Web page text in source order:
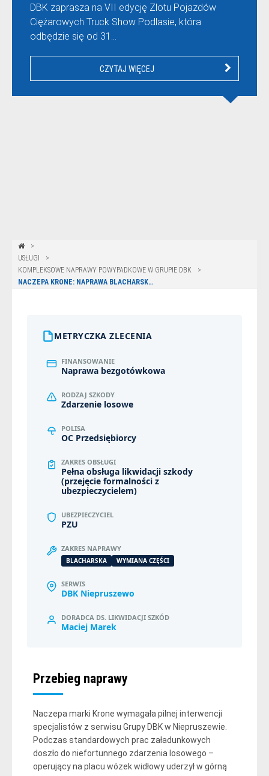
DBK zaprasza na VII edycję Zlotu Pojazdów
Ciężarowych Truck Show Podlasie, która
odbędzie się od 31…
CZYTAJ WIĘCEJ
USŁUGI
KOMPLEKSOWE NAPRAWY POWYPADKOWE W GRUPIE DBK
NACZEPA KRONE: NAPRAWA BLACHARSKA PO UDERZENIU WÓZKA – NIEPRUSZEWO
METRYCZKA ZLECENIA
FINANSOWANIE
Naprawa bezgotówkowa
RODZAJ SZKODY
Zdarzenie losowe
POLISA
OC Przedsiębiorcy
ZAKRES OBSŁUGI
Pełna obsługa likwidacji szkody
(przejęcie formalności z
ubezpieczycielem)
UBEZPIECZYCIEL
PZU
ZAKRES NAPRAWY
BLACHARSKA WYMIANA CZĘŚCI
SERWIS
DBK Niepruszewo
DORADCA DS. LIKWIDACJI SZKÓD
Maciej Marek
Przebieg naprawy
Naczepa marki Krone wymagała pilnej interwencji
specjalistów z serwisu Grupy DBK w Niepruszewie.
Podczas standardowych prac załadunkowych
doszło do niefortunnego zdarzenia losowego –
operujący na placu wózek widłowy uderzył w górną